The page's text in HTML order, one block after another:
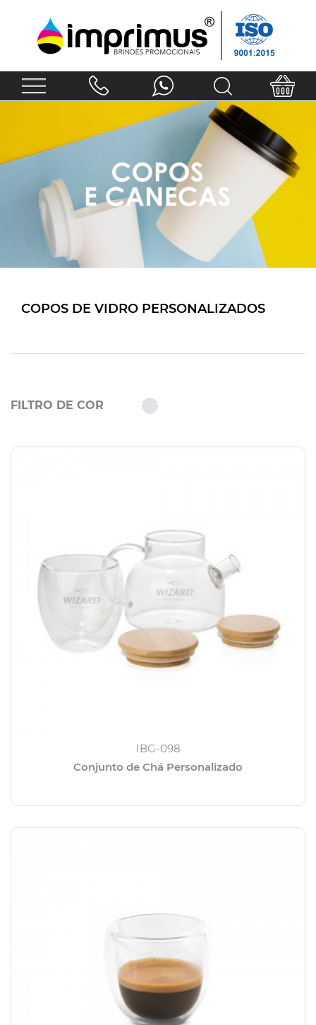
COPOS DE VIDRO PERSONALIZADOS
FILTRO DE COR
IBG-098
Conjunto de Chá Personalizado